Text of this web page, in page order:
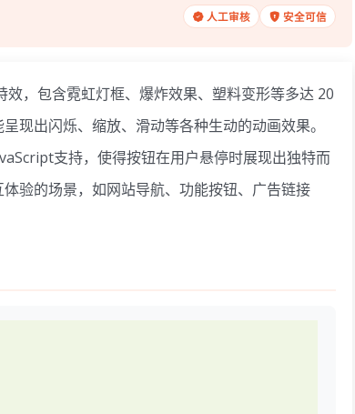
人工审核 安全可信
效，包含霓虹灯框、 爆炸效果、塑料变形等多达 20
现出闪烁、缩放、滑动等各种生动的动画效果。
支持，使得按钮在用户悬停时展现出独特而
验的场景，如网站导航、功能按钮、广告链接